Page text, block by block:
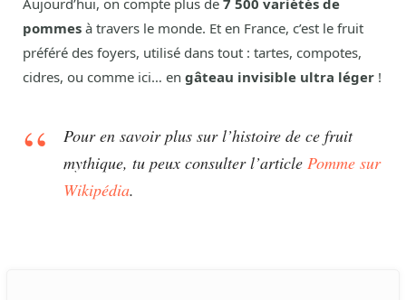
Aujourd’hui, on compte plus de 7 500 variétés de
pommes à travers le monde. Et en France, c’est le fruit
préféré des foyers, utilisé dans tout : tartes, compotes,
cidres, ou comme ici… en gâteau invisible ultra léger !
Pour en savoir plus sur l’histoire de ce fruit
mythique, tu peux consulter l’article Pomme sur
Wikipédia.